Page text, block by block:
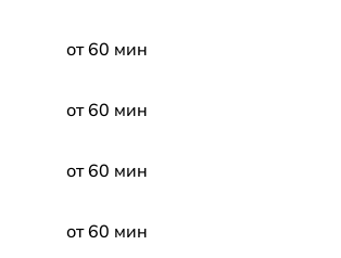
от 60 мин
от 60 мин
от 60 мин
от 60 мин